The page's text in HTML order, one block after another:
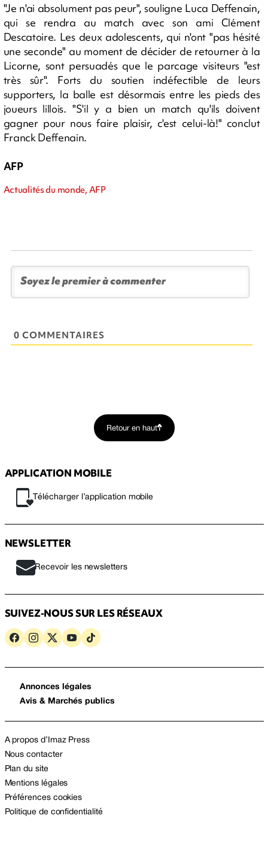
"Je n'ai absolument pas peur", souligne Luca Deffenain,
qui se rendra au match avec son ami Clément
Descatoire. Les deux adolescents, qui n'ont "pas hésité
une seconde" au moment de décider de retourner à la
Licorne, sont persuadés que le parcage visiteurs "est
très sûr". Forts du soutien indéfectible de leurs
supporters, la balle est désormais entre les pieds des
joueurs lillois. "S'il y a bien un match qu'ils doivent
gagner pour nous faire plaisir, c'est celui-là!" conclut
Franck Deffenain.
AFP
Actualités du monde, AFP
0 COMMENTAIRES
Retour en haut
APPLICATION MOBILE
Télécharger l’application mobile
NEWSLETTER
Recevoir les newsletters
SUIVEZ-NOUS SUR LES RÉSEAUX
Annonces légales
Avis & Marchés publics
A propos d’Imaz Press
Nous contacter
Plan du site
Mentions légales
Préférences cookies
Politique de confidentialité